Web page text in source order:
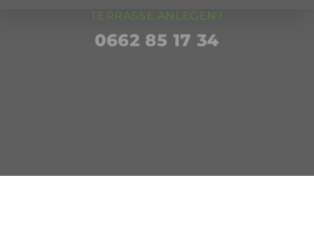
TERRASSE ANLEGEN?
0662 85 17 34